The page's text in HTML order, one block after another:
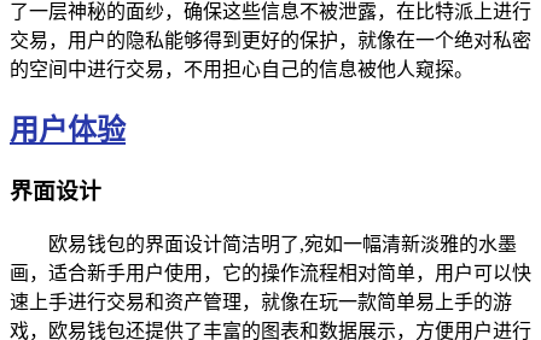
了一层神秘的面纱，确保这些信息不被泄露，在比特派上进行
交易，用户的隐私能够得到更好的保护，就像在一个绝对私密
的空间中进行交易，不用担心自己的信息被他人窥探。
用户体验
界面设计
欧易钱包的界面设计简洁明了,宛如一幅清新淡雅的水墨
画，适合新手用户使用，它的操作流程相对简单，用户可以快
速上手进行交易和资产管理，就像在玩一款简单易上手的游
戏，欧易钱包还提供了丰富的图表和数据展示，方便用户进行